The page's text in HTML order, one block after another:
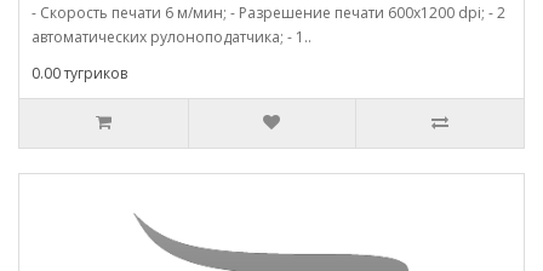
- Скорость печати 6 м/мин; - Разрешение печати 600х1200 dpi; - 2
автоматических рулоноподатчика; - 1..
0.00 тугриков